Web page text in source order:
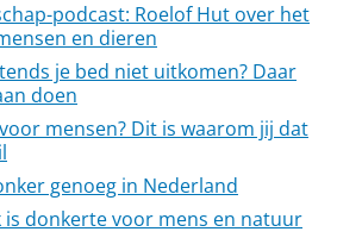
podcast: Roelof Hut over het
en dieren
je bed niet uitkomen? Daar
doen
mensen? Dit is waarom jij dat
genoeg in Nederland
is donkerte voor mens en natuur